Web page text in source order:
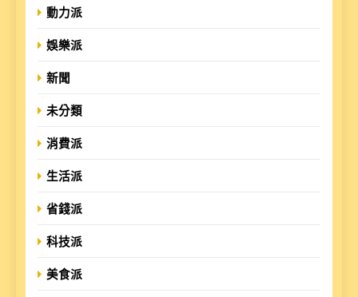
動力派
娛樂派
新聞
未分類
消費派
生活派
省錢派
科技派
美食派